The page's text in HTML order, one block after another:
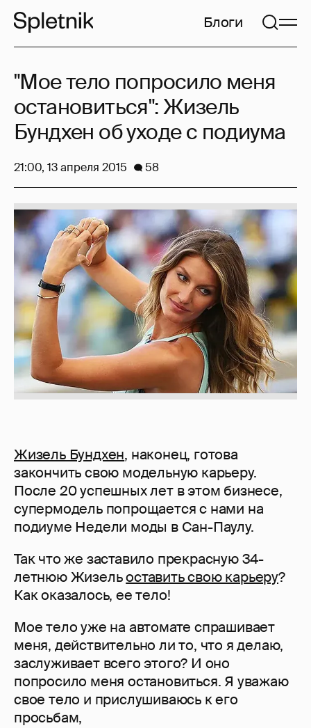
Блоги
Жизель Бундхен, наконец, готова
закончить свою модельную карьеру.
После 20 успешных лет в этом бизнесе,
супермодель попрощается с нами на
подиуме Недели моды в Сан-Паулу.
Так что же заставило прекрасную 34-
летнюю Жизельоставить свою карьеру?
Как оказалось, ее тело!
Мое тело уже на автомате спрашивает
меня, действительно ли то, что я делаю,
заслуживает всего этого? И оно
попросило меня остановиться. Я уважаю
свое тело и прислушиваюсь к его
просьбам,
"Мое тело попросило меня
остановиться": Жизель
Бундхен об уходе с подиума
21:00, 13 апреля 2015 58